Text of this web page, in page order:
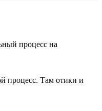
процесс на
процесс. Там отики и